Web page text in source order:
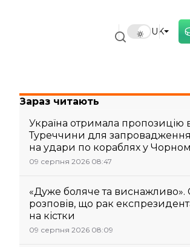
UK
Зараз читають
Україна отримала пропозицію
Туреччини для
на удари по кораблях у
09 серпня 2026 08:47
«Дуже боляче та
розповів, що рак
на кістки
09 серпня 2026 08:09